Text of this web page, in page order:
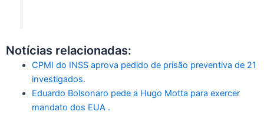
Notícias relacionadas:
CPMI do INSS aprova pedido de prisão preventiva de 21
investigados.
Eduardo Bolsonaro pede a Hugo Motta para exercer
mandato dos EUA .